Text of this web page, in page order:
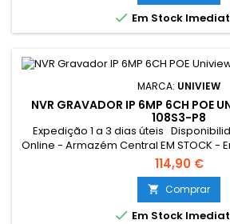
 Em Stock
MARCA: UNIVIEW
NVR GRAVADOR IP 6MP 6CH POE
108S3-P8
Expedição 1 a 3 dias úteis
Online - Armazém Central EM STOCK -
dias úteis Loja Braga - Rua António
Gomes SEM STOCK - Por encomenda
úteis
114,90 €
 Comprar
 Em Stock